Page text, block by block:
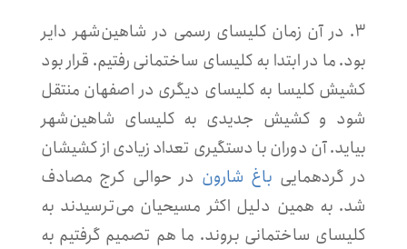
۳. در آن زمان کلیسای رسمی در شاهین‌شهر دایر
بود. ما در ابتدا به کلیسای ساختمانی رفتیم. قرار بود
کشیش کلیسا به کلیسای دیگری در اصفهان منتقل
شود و کشیش جدیدی به کلیسای شاهین‌شهر
بیاید. آن دوران با دستگیری تعداد زیادی از کشیشان
در گردهمایی باغ شارون در حوالی کرج مصادف
شد. به همین دلیل اکثر مسیحیان می‌ترسیدند به
کلیسای ساختمانی بروند. ما هم تصمیم گرفتیم به